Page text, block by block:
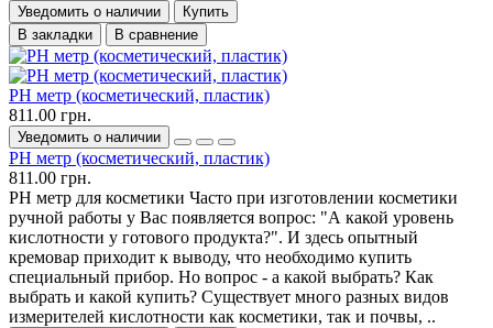
Уведомить о наличии
Купить
В закладки
В сравнение
РН метр (косметический, пластик)
811.00 грн.
Уведомить о наличии
РН метр (косметический, пластик)
811.00 грн.
PH метр для косметики Часто при изготовлении косметики
ручной работы у Вас появляется вопрос: "А какой уровень
кислотности у готового продукта?". И здесь опытный
кремовар приходит к выводу, что необходимо купить
специальный прибор. Но вопрос - а какой выбрать? Как
выбрать и какой купить? Существует много разных видов
измерителей кислотности как косметики, так и почвы, ..